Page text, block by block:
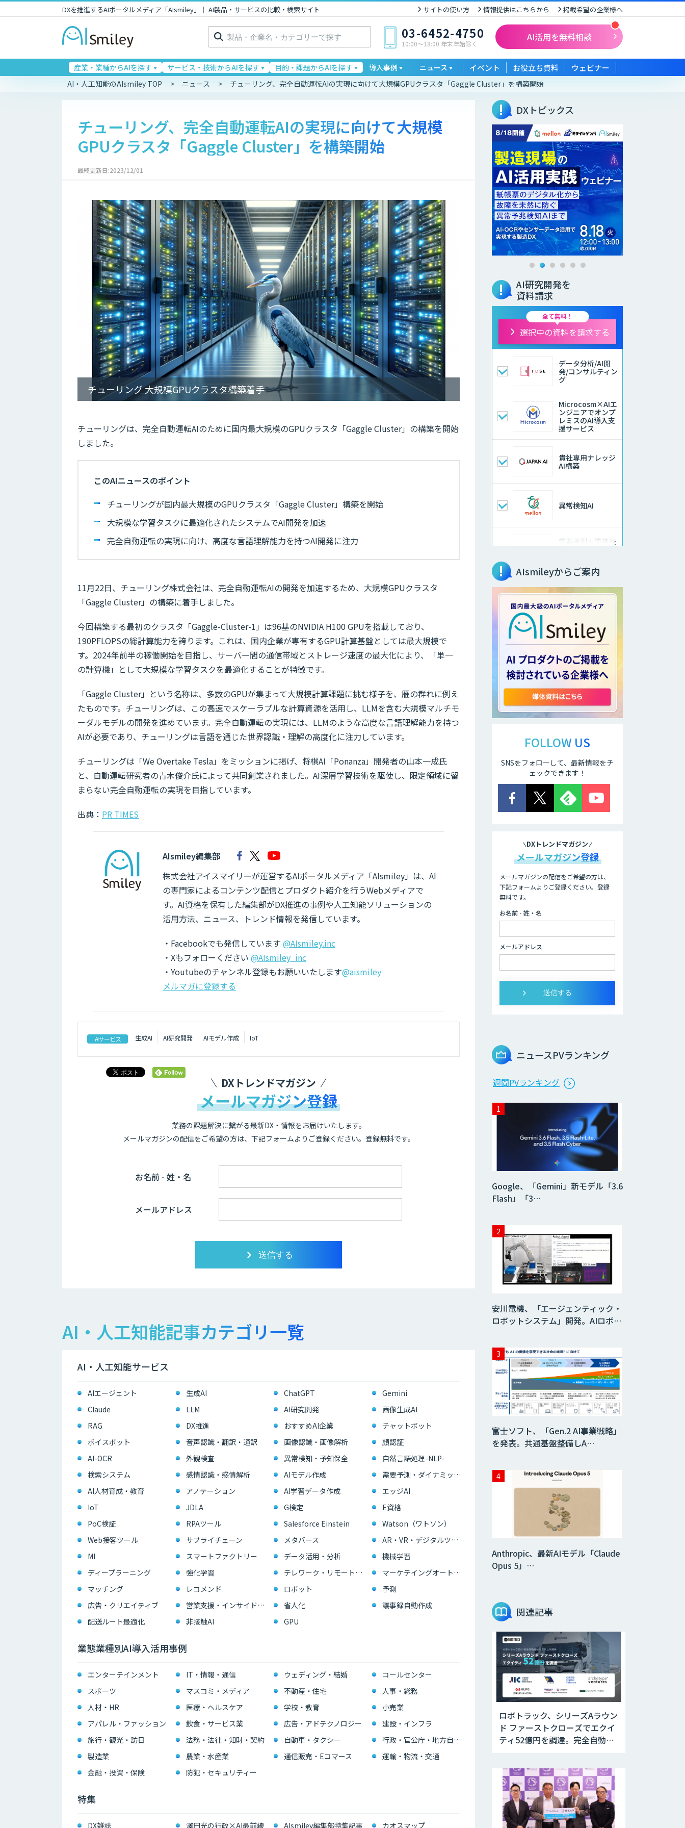
DXを推進するAIポータルメディア「AIsmiley」｜ AI製品・サービスの比較・検索サイト サイトの使い方 情報提供はこちらから 掲載希望の企業様へ
検
索: 03-6452-4750
10:00〜18:00 年末年始除く
AI活用を無料相談
産業・業種からAIを探す サービス・技術からAIを探す 目的・課題からAIを探す 導入事例 ニュース イベント お役立ち資料 ウェビナー
AI・人工知能のAIsmiley TOP ニュース チューリング、完全自動運転AIの実現に向けて大規模GPUクラスタ「Gaggle Cluster」を構築開始
チューリング、完全自動運転AIの実現に向けて大規模
GPUクラスタ「Gaggle Cluster」を構築開始
最終更新日:2023/12/01
チューリング 大規模GPUクラスタ構築着手
チューリングは、完全自動運転AIのために国内最大規模のGPUクラスタ「Gaggle Cluster」の構築を開始
しました。
このAIニュースのポイント
チューリングが国内最大規模のGPUクラスタ「Gaggle Cluster」構築を開始
大規模な学習タスクに最適化されたシステムでAI開発を加速
完全自動運転の実現に向け、高度な言語理解能力を持つAI開発に注力
11月22日、チューリング株式会社は、完全自動運転AIの開発を加速するため、大規模GPUクラスタ
「Gaggle Cluster」の構築に着手しました。
今回構築する最初のクラスタ「Gaggle-Cluster-1」は96基のNVIDIA H100 GPUを搭載しており、
190PFLOPSの総計算能力を誇ります。これは、国内企業が専有するGPU計算基盤としては最大規模で
す。2024年前半の稼働開始を目指し、サーバー間の通信帯域とストレージ速度の最大化により、「単一
の計算機」として大規模な学習タスクを最適化することが特徴です。
「Gaggle Cluster」という名称は、多数のGPUが集まって大規模計算課題に挑む様子を、雁の群れに例え
たものです。チューリングは、この高速でスケーラブルな計算資源を活用し、LLMを含む大規模マルチモ
ーダルモデルの開発を進めています。完全自動運転の実現には、LLMのような高度な言語理解能力を持つ
AIが必要であり、チューリングは言語を通じた世界認識・理解の高度化に注力しています。
チューリングは「We Overtake Tesla」をミッションに掲げ、将棋AI「Ponanza」開発者の山本一成氏
と、自動運転研究者の青木俊介氏によって共同創業されました。AI深層学習技術を駆使し、限定領域に留
まらない完全自動運転の実現を目指しています。
出典： PR TIMES
AIsmiley編集部
株式会社アイスマイリーが運営するAIポータルメディア「AIsmiley」は、AI
の専門家によるコンテンツ配信とプロダクト紹介を行うWebメディアで
す。AI資格を保有した編集部がDX推進の事例や人工知能ソリューションの
活用方法、ニュース、トレンド情報を発信しています。
・Facebookでも発信しています @AIsmiley.inc
・Xもフォローください @AIsmiley_inc
・Youtubeのチャンネル登録もお願いいたします@aismiley
メルマガに登録する
AIサービス 生成AI AI研究開発 AIモデル作成 IoT
DXトレンドマガジン
メールマガジン登録
業務の課題解決に繋がる最新DX・情報をお届けいたします。
メールマガジンの配信をご希望の方は、下記フォームよりご登録ください。登録無料です。
お名前 - 姓・名
メールアドレス
AI・人工知能記事カテゴリ一覧
AI・人工知能サービス
AIエージェント 生成AI ChatGPT
Gemini
Claude
LLM AI研究開発
画像生成AI
RAG
DX推進 おすすめAI企業
チャットボット
ボイスボット
音声認識・翻訳・通訳 画像認識・画像解析
顔認証
AI-OCR
外観検査 異常検知・予知保全
自然言語処理-NLP-
検索システム
感情認識・感情解析 AIモデル作成
需要予測・ダイナミックプライシング
AI人材育成・教育
アノテーション AI学習データ作成
エッジAI
IoT
JDLA G検定
E資格
PoC検証
RPAツール Salesforce Einstein
Watson（ワトソン）
Web接客ツール
サプライチェーン メタバース
AR・VR・デジタルツイン
MI
スマートファクトリー データ活用・分析
機械学習
ディープラーニング
強化学習 テレワーク・リモートワーク
マーケテイングオートメーション・MAツール
マッチング
レコメンド ロボット
予測
広告・クリエイティブ
営業支援・インサイドセールス 省人化
議事録自動作成
配送ルート最適化
非接触AI GPU
業態業種別AI導入活用事例
エンターテインメント IT・情報・通信 ウェディング・結婚
コールセンター
スポーツ
マスコミ・メディア 不動産・住宅
人事・総務
人材・HR
医療・ヘルスケア 学校・教育
小売業
アパレル・ファッション
飲食・サービス業 広告・アドテクノロジー
建設・インフラ
旅行・観光・訪日
法務・法律・知財・契約 自動車・タクシー
行政・官公庁・地方自治体
製造業
農業・水産業 通信販売・Eコマース
運輸・物流・交通
金融・投資・保険
防犯・セキュリティー
特集
DX雑誌 澤田光の行政×AI最前線 AIsmiley編集部特集記事 カオスマップ
DXトピックス
AI研究開発を
資料請求
全て無料！
選択中の資料を請求する
データ分析/AI開
発/コンサルティン
グ
Microcosm×AIエ
ンジニアでオンプ
レミスのAI導入支
援サービス
貴社専用ナレッジ
AI構築
異常検知AI
需要予測＋業務最
適化AIシステム
ン搭載エッジシス
5000」
【特許調査特化】
生成AI構築サービ
ス
画像解析・デジタ
ルツイン領域のAI
開発
「ジンベイ AI技術
実装アドバイザリ
ー」サービス
オーダーメイドAI
ローカル
LLM×RAG「Cosnex」
生成AI活用コンサ
（BREEZE）
法人向け生成AIソ
リューション（受
託開発/PoC&コン
サル）
AI 受託開発・導入
支援
低コスト・短納期
のAI受託開発
HPC+AI環境構築
サービス
IMACEL
支援
AIsmileyからご案内
FOLLOW US
SNSをフォローして、最新情報をチ
ェックできます！
DXトレンドマガジン
メールマガジン登録
メールマガジンの配信をご希望の方は、
下記フォームよりご登録ください。登録
無料です。
お名前 - 姓・名
メールアドレス
ニュースPVランキング
週間PVランキング
Google、「Gemini」新モデル「3.6
Flash」「3…
安川電機、「エージェンティック・
ロボットシステム」開発。AIロボ…
富士ソフト、「Gen.2 AI事業戦略」
を発表。共通基盤整備しA…
Anthropic、最新AIモデル「Claude
Opus 5」…
関連記事
ロボトラック、シリーズAラウン
ド ファーストクローズでエクイ
ティ52億円を調達。完全自動運